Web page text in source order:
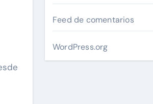
Feed de comentarios
WordPress.org